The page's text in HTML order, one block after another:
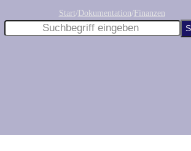
Start/Dokumentation/Finanzen